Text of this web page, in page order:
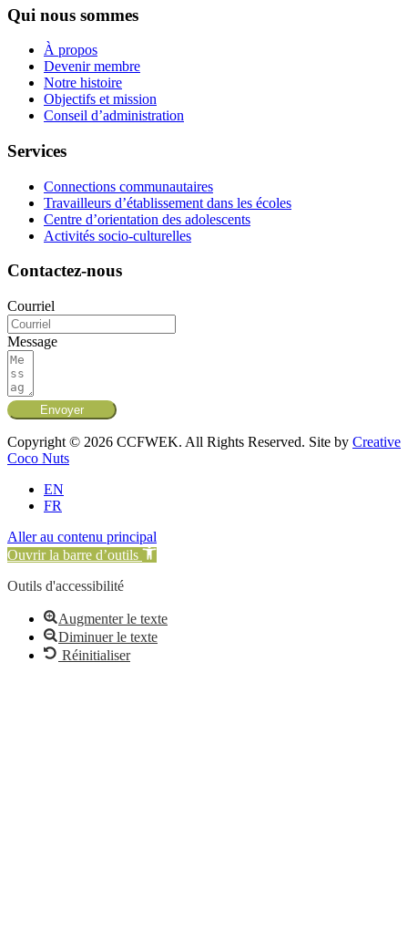
Qui nous sommes
À propos
Devenir membre
Notre histoire
Objectifs et mission
Conseil d’administration
Services
Connections communautaires
Travailleurs d’établissement dans les écoles
Centre d’orientation des adolescents
Activités socio-culturelles
Contactez-nous
Courriel
Message
Envoyer
Copyright © 2026 CCFWEK. All Rights Reserved. Site by Creative
Coco Nuts
EN
FR
Aller au contenu principal
Ouvrir la barre d’outils
Outils d'accessibilité
Augmenter le texte
Diminuer le texte
Réinitialiser